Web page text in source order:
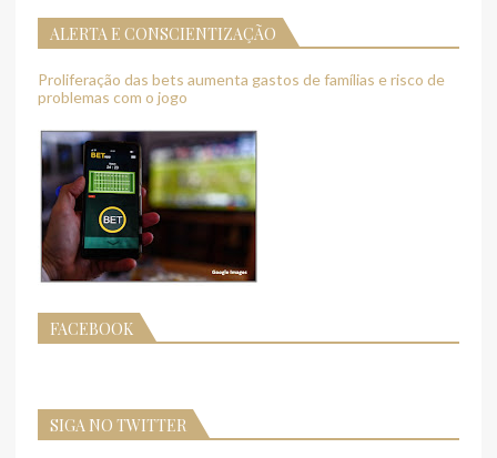
ALERTA E CONSCIENTIZAÇÃO
Proliferação das bets aumenta gastos de famílias e risco de
problemas com o jogo
FACEBOOK
SIGA NO TWITTER